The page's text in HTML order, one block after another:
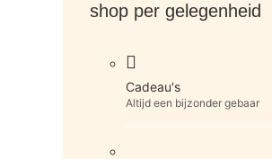
shop per gelegenheid
Cadeau's
Altijd een bijzonder gebaar